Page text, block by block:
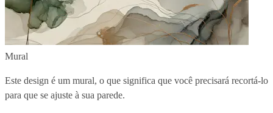
Mural
Este design é um mural, o que significa que você precisará recortá-lo
para que se ajuste à sua parede.